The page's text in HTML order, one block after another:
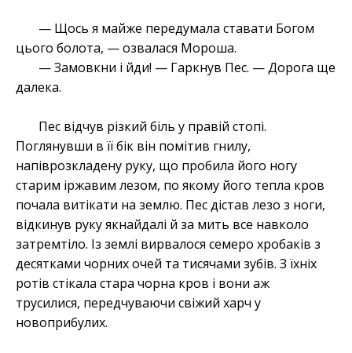
— Щось я майже передумала ставати Богом
цього болота, — озвалася Мороша.
— Замовкни і йди! — Гаркнув Пес. — Дорога ще
далека.
Пес відчув різкий біль у правій стопі.
Поглянувши в її бік він помітив гнилу,
напіврозкладену руку, що пробила його ногу
старим іржавим лезом, по якому його тепла кров
почала витікати на землю. Пес дістав лезо з ноги,
відкинув руку якнайдалі й за мить все навколо
затремтіло. Із землі вирвалося семеро хробаків з
десятками чорних очей та тисячами зубів. З їхніх
ротів стікала стара чорна кров і вони аж
трусилися, передчуваючи свіжий харч у
новоприбулих.